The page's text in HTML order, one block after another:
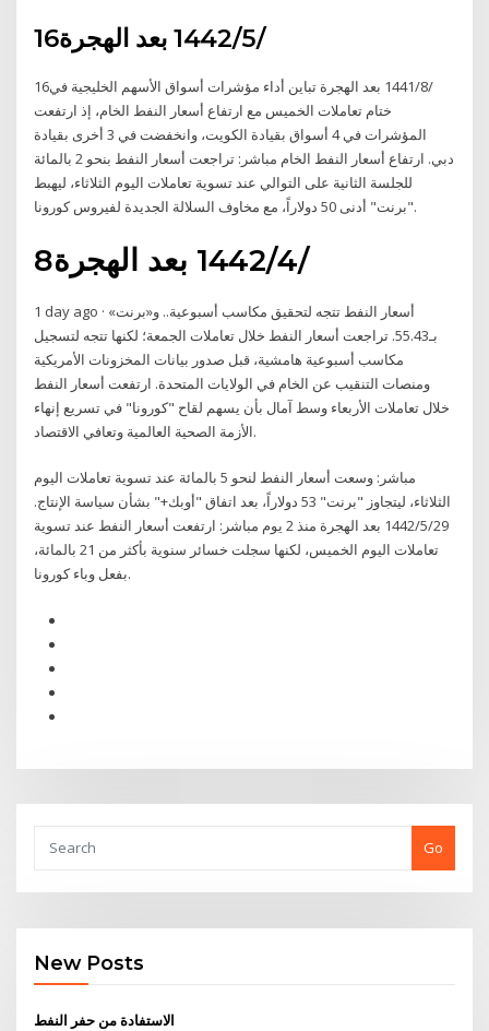
16‏‏/5‏‏/1442 بعد الهجرة
16‏‏/8‏‏/1441 بعد الهجرة تباين أداء مؤشرات أسواق الأسهم الخليجية في
ختام تعاملات الخميس مع ارتفاع أسعار النفط الخام، إذ ارتفعت
المؤشرات في 4 أسواق بقيادة الكويت، وانخفضت في 3 أخرى بقيادة
دبي. ارتفاع أسعار النفط الخام مباشر: تراجعت أسعار النفط بنحو 2 بالمائة
للجلسة الثانية على التوالي عند تسوية تعاملات اليوم الثلاثاء، ليهبط
"برنت" أدنى 50 دولاراً، مع مخاوف السلالة الجديدة لفيروس كورونا.
8‏‏/4‏‏/1442 بعد الهجرة
1 day ago · أسعار النفط تتجه لتحقيق مكاسب أسبوعية.. و«برنت»
بـ55.43. تراجعت أسعار النفط خلال تعاملات الجمعة؛ لكنها تتجه لتسجيل
مكاسب أسبوعية هامشية، قبل صدور بيانات المخزونات الأمريكية
ومنصات التنقيب عن الخام في الولايات المتحدة. ارتفعت أسعار النفط
خلال تعاملات الأربعاء وسط آمال بأن يسهم لقاح "كورونا" في تسريع إنهاء
الأزمة الصحية العالمية وتعافي الاقتصاد.
مباشر: وسعت أسعار النفط لنحو 5 بالمائة عند تسوية تعاملات اليوم
الثلاثاء، ليتجاوز "برنت" 53 دولاراً، بعد اتفاق "أوبك+" بشأن سياسة الإنتاج.
29‏‏/5‏‏/1442 بعد الهجرة منذ 2 يوم مباشر: ارتفعت أسعار النفط عند تسوية
تعاملات اليوم الخميس، لكنها سجلت خسائر سنوية بأكثر من 21 بالمائة،
بفعل وباء كورونا.
Go
New Posts
الاستفادة من حفر النفط